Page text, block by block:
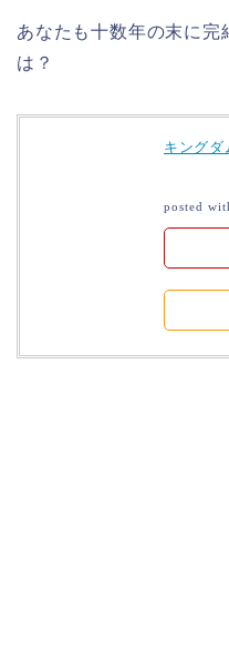
あなたも十数年の末に完
は？
キングダ
posted